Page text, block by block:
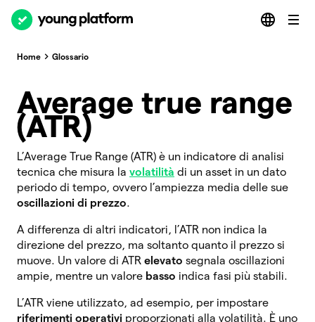
Home Glossario
Average true range
(ATR)
L’Average True Range (ATR) è un indicatore di analisi
tecnica che misura la volatilità di un asset in un dato
periodo di tempo, ovvero l’ampiezza media delle sue
oscillazioni di prezzo.
A differenza di altri indicatori, l’ATR non indica la
direzione del prezzo, ma soltanto quanto il prezzo si
muove. Un valore di ATR elevato segnala oscillazioni
ampie, mentre un valore basso indica fasi più stabili.
L’ATR viene utilizzato, ad esempio, per impostare
riferimenti operativi proporzionati alla volatilità. È uno